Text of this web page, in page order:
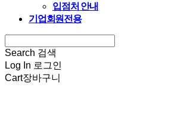
입점처 안내
기업회원전용
Search 검색
Log In 로그인
Cart장바구니